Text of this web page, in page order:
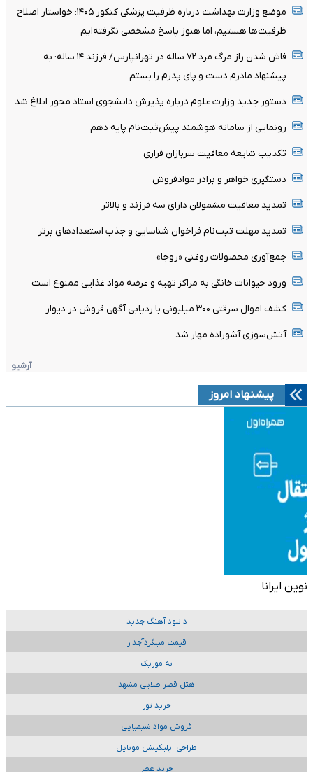
موضع وزارت بهداشت درباره ظرفیت پزشکی کنکور ۱۴۰۵: خواستار اصلاح
ظرفیت‌ها هستیم، اما هنوز پاسخ مشخصی نگرفته‌ایم
فاش شدن راز مرگ مرد ۷۲ ساله در تهرانپارس/ فرزند ۱۴ ساله: به
پیشنهاد مادرم دست و پای پدرم را بستم
دستور جدید وزارت علوم درباره پذیرش دانشجوی استاد محور ابلاغ شد
رونمایی از سامانه هوشمند پیش‌ثبت‌نام پایه دهم
تکذیب شایعه معافیت سربازان فراری
دستگیری خواهر و برادر موادفروش
تمدید معافیت مشمولان دارای سه فرزند و بالا‌تر
تمدید مهلت ثبت‌نام فراخوان شناسایی و جذب استعدادهای برتر
جمع‌آوری محصولات روغنی «روجا»
ورود حیوانات خانگی به مراکز تهیه و عرضه مواد غذایی ممنوع است
کشف اموال سرقتی ۳۰۰ میلیونی با ردیابی آگهی فروش در دیوار
آتش‌سوزی آشوراده مهار شد
آرشیو
پیشنهاد امروز
نوین ایرانا
دانلود آهنگ جدید
قیمت میلگردآجدار
به موزیک
هتل قصر طلایی مشهد
خرید تور
فروش مواد شیمیایی
طراحی اپلیکیشن موبایل
خرید عطر